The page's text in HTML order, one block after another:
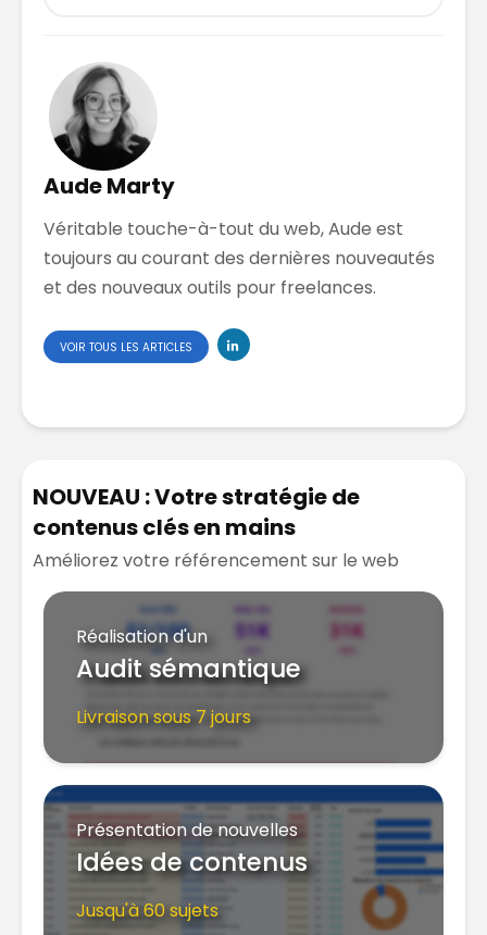
Aude Marty
Véritable touche-à-tout du web, Aude est
toujours au courant des dernières nouveautés
et des nouveaux outils pour freelances.
VOIR TOUS LES ARTICLES
NOUVEAU : Votre stratégie de
contenus clés en mains
Améliorez votre référencement sur le web
Réalisation d'un
Audit sémantique
Livraison sous 7 jours
Présentation de nouvelles
Idées de contenus
Jusqu'à 60 sujets